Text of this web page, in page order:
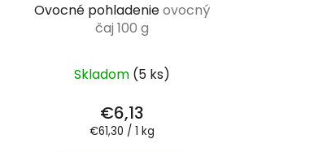
Ovocné pohladenieovocný
čaj 100 g
Skladom (5 ks)
€6,13
Jednotková
€61,30 / 1 kg